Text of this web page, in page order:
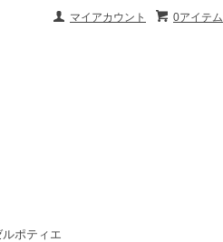
0アイテム
マイアカウント
ポティエ